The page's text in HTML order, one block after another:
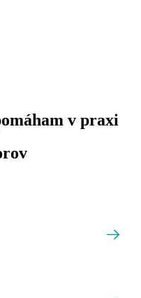
v praxi